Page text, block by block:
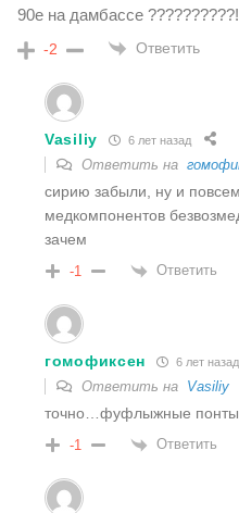
90е на дамбассе
-2 Ответить
Vasiliy 6 лет назад
Ответить на
сирию забыли, ну и
медкомпонентов
зачем
-1 Ответить
гомофиксен 6 лет назад
Ответить на Vasiliy
точно…фуфлыжные понты
-1 Ответить